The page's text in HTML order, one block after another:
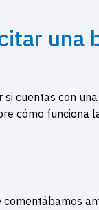
una
cuentas con
cómo funciona
comentábamos